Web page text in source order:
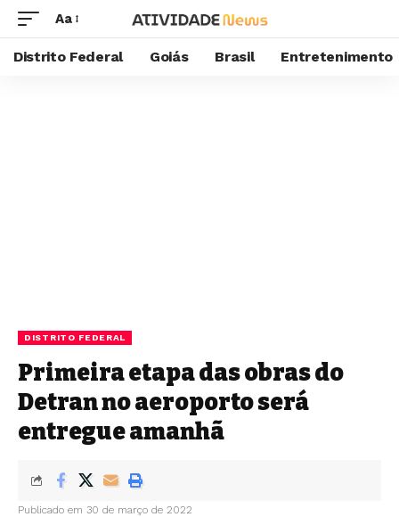
Aa
Distrito Federal Goiás Brasil Entretenimento
DISTRITO FEDERAL
Primeira etapa das obras do
Detran no aeroporto será
entregue amanhã
Publicado em 30 de março de 2022